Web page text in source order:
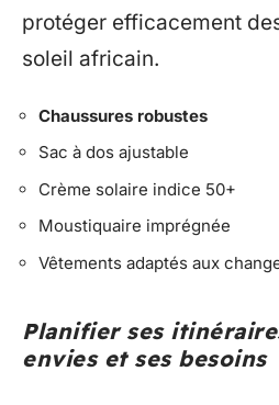
protéger efficacement
soleil africain.
Chaussures robustes
Sac à dos ajustable
Crème solaire indice 50+
Moustiquaire imprégnée
Vêtements adaptés aux
Planifier ses
envies et ses besoins